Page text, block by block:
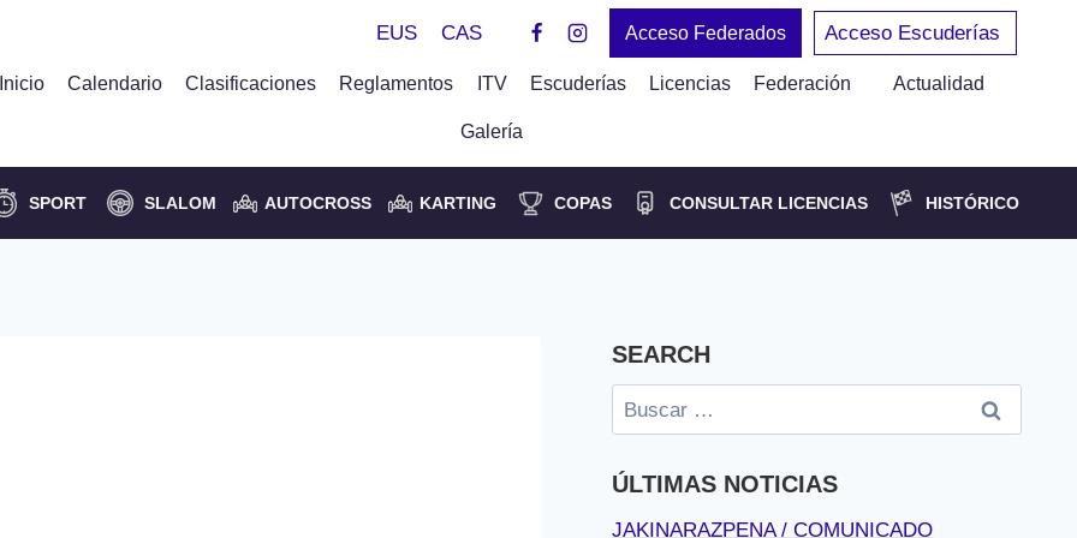
EUS CAS Acceso Federados Acceso Escuderías
Inicio Calendario Clasificaciones Reglamentos ITV Escuderías Licencias Federación Actualidad
Galería
SPORT SLALOM AUTOCROSS KARTING COPAS CONSULTAR LICENCIAS HISTÓRICO
SEARCH
Buscar:
ÚLTIMAS NOTICIAS
JAKINARAZPENA / COMUNICADO